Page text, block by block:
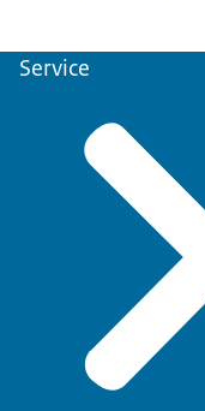
Service